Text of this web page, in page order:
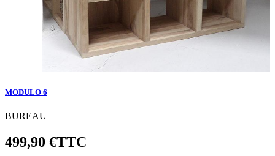
MODULO 6
BUREAU
499,90 €TTC